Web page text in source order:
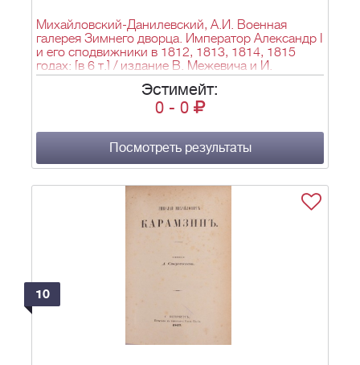
Михайловский-Данилевский, А.И. Военная
галерея Зимнего дворца. Император Александр I
и его сподвижники в 1812, 1813, 1814, 1815
годах: [в 6 т.] / издание В. Межевича и И.
Песоцкого. - СПб.: В Тип. Карла Крайя, 1845-
1849. Т. 4. - 1947. -1 л. фронт. (грав. тит. л.), 200
с. разд. паг., 26 л. портр.; 34,3х27 см.
Эстимейт:
0 - 0
Посмотреть результаты
10